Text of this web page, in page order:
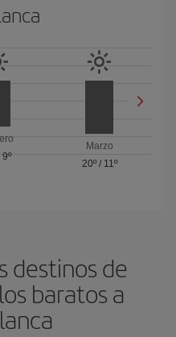
9º
Marzo
20º/ 11º
destinos de
baratos a